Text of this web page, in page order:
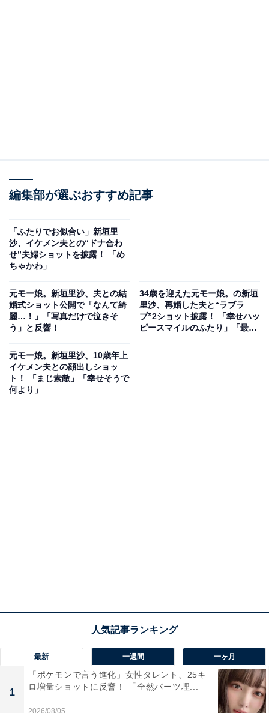
編集部が選ぶおすすめ記事
「ふたりでお似合い」新垣里
沙、イケメン夫との“ドナ合わ
せ”夫婦ショットを披露！ 「め
ちゃかわ」
元モー娘。新垣里沙、夫との結
婚式ショット公開で「なんて綺
麗…！」「写真だけで泣きそ
う」と反響！
34歳を迎えた元モー娘。の新垣
里沙、再婚した夫と“ラブラ
ブ”2ショット披露！ 「幸せハッ
ピースマイルのふたり」「最高
元モー娘。新垣里沙、10歳年上
イケメン夫との顔出しショッ
ト！ 「まじ素敵」「幸せそうで
何より」
最新 一週間 一ヶ月
1
「ポケモンで言う進化」女性タレント、25キ
ロ増量ショットに反響！ 「全然パーツ埋...